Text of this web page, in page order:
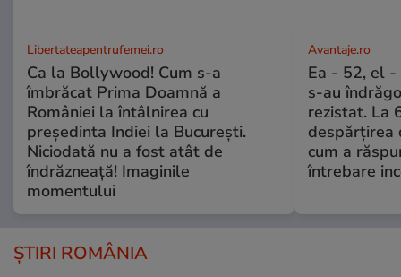
Libertateapentrufemei.ro
Ca la Bollywood! Cum s-a
îmbrăcat Prima Doamnă a
României la întâlnirea cu
președinta Indiei la București.
Niciodată nu a fost atât de
îndrăzneață! Imaginile
momentului
Avantaje.ro
Ea - 52, el -
s-au
rezistat. La
despărțirea
cum a
întrebare
ȘTIRI ROMÂNIA